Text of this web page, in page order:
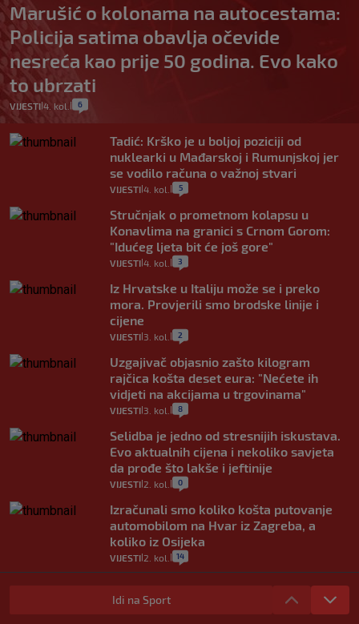
Marušić o kolonama na autocestama:
Policija satima obavlja očevide
nesreća kao prije 50 godina. Evo kako
to ubrzati
VIJESTI 4. kol. 6
Tadić: Krško je u boljoj poziciji od
nuklearki u Mađarskoj i Rumunjskoj jer
se vodilo računa o važnoj stvari
VIJESTI 4. kol. 5
Stručnjak o prometnom kolapsu u
Konavlima na granici s Crnom Gorom:
"Idućeg ljeta bit će još gore"
VIJESTI 4. kol. 3
Iz Hrvatske u Italiju može se i preko
mora. Provjerili smo brodske linije i
cijene
VIJESTI 3. kol. 2
Uzgajivač objasnio zašto kilogram
rajčica košta deset eura: "Nećete ih
vidjeti na akcijama u trgovinama"
VIJESTI 3. kol. 8
Selidba je jedno od stresnijih iskustava.
Evo aktualnih cijena i nekoliko savjeta
da prođe što lakše i jeftinije
VIJESTI 2. kol. 0
Izračunali smo koliko košta putovanje
automobilom na Hvar iz Zagreba, a
koliko iz Osijeka
VIJESTI 2. kol. 14
"Kći je otišla na more, a zaboravila
zdravstvenu iskaznicu". Kakva su prava
pacijenata izvan mjesta prebivališta?
Idi na Sport